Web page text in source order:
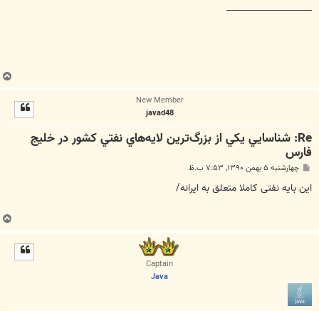
________________________
New Member
javad48
Re: شناسايي يكي از بزرگ‌ترين لايه‌هاي نفتي كشور در خليج
فارس
س
ت
چهارشنبه ۵ بهمن ۱۳۹۰, ۷:۵۳ ب.ظ
این بایه نفتی کاملا متعلق به ایرانه/
Captain
Java